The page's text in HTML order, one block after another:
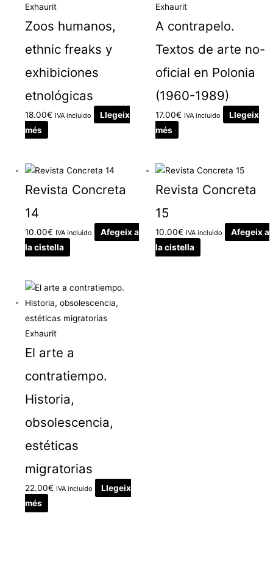
Exhaurit
Zoos humanos,
ethnic freaks y
exhibiciones
etnológicas
18.00€ IVA incluido
Llegeix
més
Exhaurit
A contrapelo.
Textos de arte no-
oficial en Polonia
(1960-1989)
17.00€ IVA incluido
Llegeix
més
Revista Concreta
14
10.00€ IVA incluido
Afegeix a
la cistella
Revista Concreta
15
10.00€ IVA incluido
Afegeix a
la cistella
Exhaurit
El arte a
contratiempo.
Historia,
obsolescencia,
estéticas
migratorias
22.00€ IVA incluido
Llegeix
més